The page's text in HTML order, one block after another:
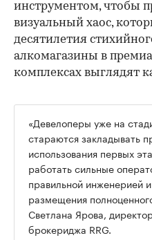
инструментом, чтобы
визуальный хаос,
десятилетия
алкомагазины в
комплексах выглядят
00:00
«Девелоперы уже на
стараются закладывать
использования первых
работать сильные
правильной инженерией
размещения
Светлана Ярова,
брокериджа RRG.